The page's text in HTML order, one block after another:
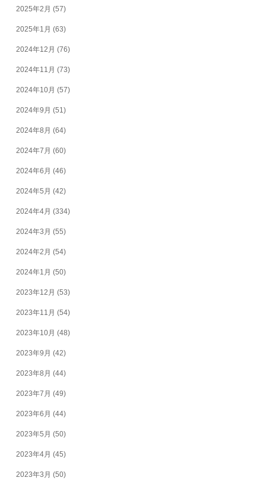
2025年2月 (57)
2025年1月 (63)
2024年12月 (76)
2024年11月 (73)
2024年10月 (57)
2024年9月 (51)
2024年8月 (64)
2024年7月 (60)
2024年6月 (46)
2024年5月 (42)
2024年4月 (334)
2024年3月 (55)
2024年2月 (54)
2024年1月 (50)
2023年12月 (53)
2023年11月 (54)
2023年10月 (48)
2023年9月 (42)
2023年8月 (44)
2023年7月 (49)
2023年6月 (44)
2023年5月 (50)
2023年4月 (45)
2023年3月 (50)